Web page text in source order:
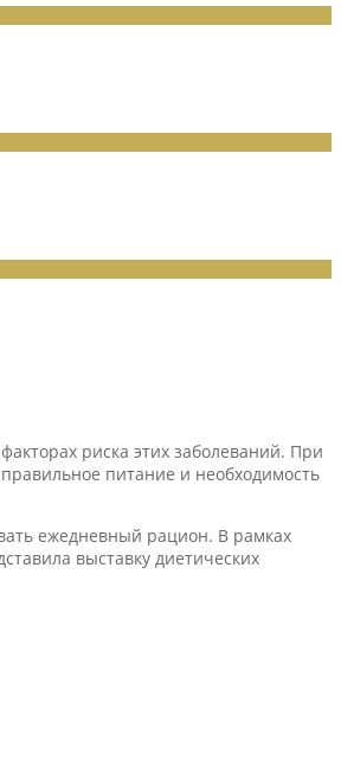
риска этих заболеваний. При
питание и необходимость
ежедневный рацион. В рамках
выставку диетических